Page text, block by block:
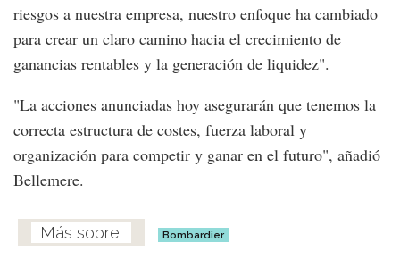
riesgos a nuestra empresa, nuestro enfoque ha cambiado
para crear un claro camino hacia el crecimiento de
ganancias rentables y la generación de liquidez".
"La acciones anunciadas hoy asegurarán que tenemos la
correcta estructura de costes, fuerza laboral y
organización para competir y ganar en el futuro", añadió
Bellemere.
Bombardier